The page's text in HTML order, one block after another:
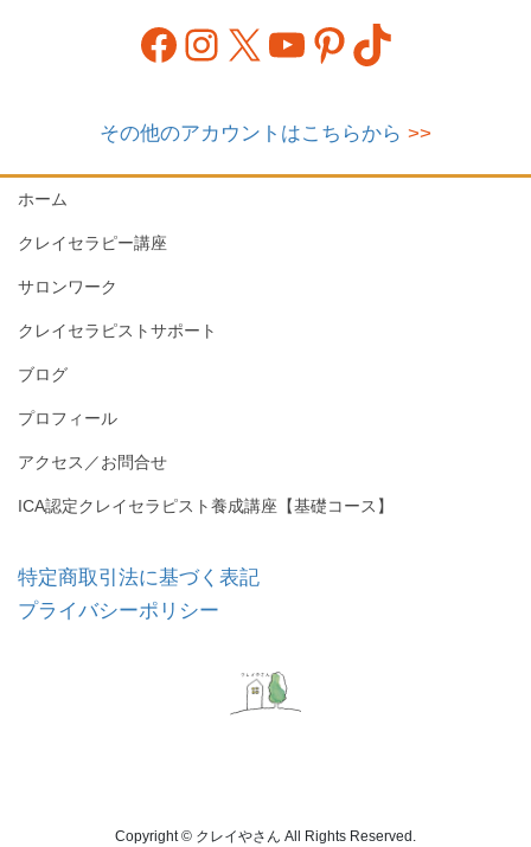
Facebook
Instagram
X YouTube
Pinterest
TikTok
その他のアカウントはこちらから >>
ホーム
クレイセラピー講座
サロンワーク
クレイセラピストサポート
ブログ
プロフィール
アクセス／お問合せ
ICA認定クレイセラピスト養成講座【基礎コース】
特定商取引法に基づく表記
プライバシーポリシー
Copyright © クレイやさん All Rights Reserved.